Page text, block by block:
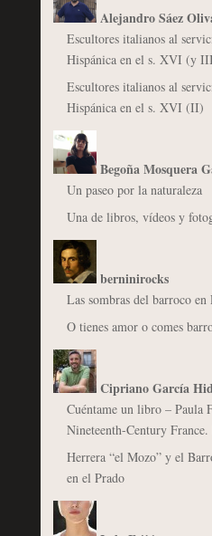
Alejandro Sáez
Escultores italianos al
Hispánica en el s. XVI (y
Escultores italianos al
Hispánica en el s. XVI (II)
Begoña Mosquera
Un paseo por la naturaleza
Una de libros, vídeos y
berninirocks
Las sombras del barroco en
O tienes amor o comes
Cipriano García
Cuéntame un libro – Paula
Nineteenth-Century
Herrera “el Mozo” y el
en el Prado